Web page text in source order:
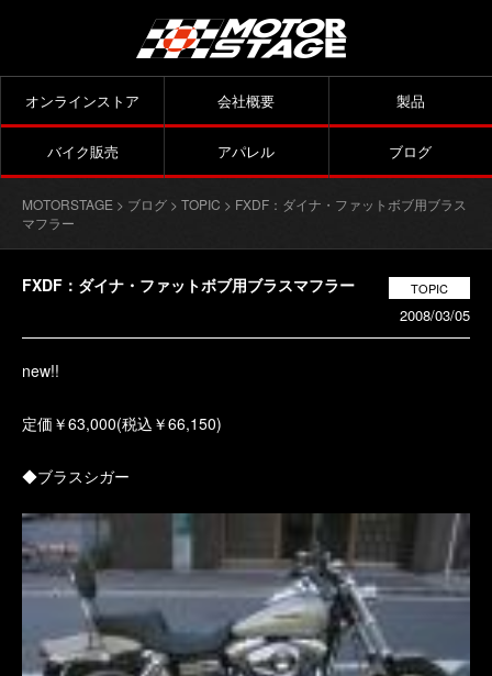
オンラインストア 会社概要 製品
バイク販売 アパレル ブログ
MOTORSTAGE > ブログ > TOPIC > FXDF：ダイナ・ファットボブ用ブラス
マフラー
FXDF：ダイナ・ファットボブ用ブラスマフラー TOPIC
2008/03/05
new!!
定価￥63,000(税込￥66,150)
◆ブラスシガー